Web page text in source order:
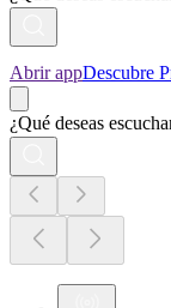
Abrir appDescubre
¿Qué deseas